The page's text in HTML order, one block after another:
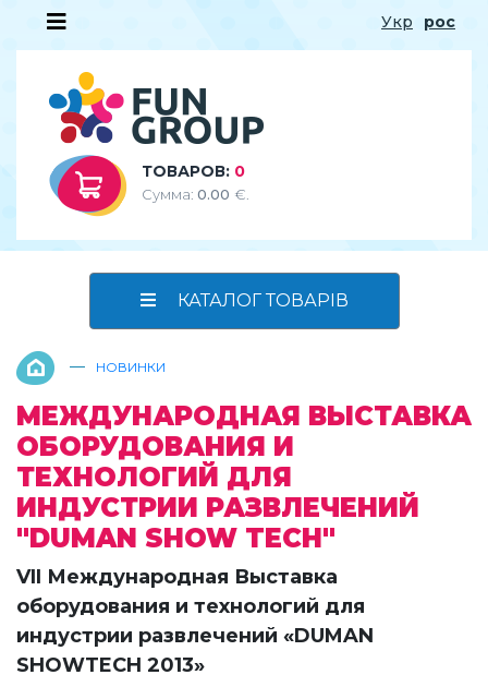
Укр рос
ТОВАРОВ: 0
Сумма: 0.00 €.
КАТАЛОГ ТОВАРІВ
— НОВИНКИ
МЕЖДУНАРОДНАЯ ВЫСТАВКА
ОБОРУДОВАНИЯ И
ТЕХНОЛОГИЙ ДЛЯ
ИНДУСТРИИ РАЗВЛЕЧЕНИЙ
"DUMAN SHOW TECH"
VII Международная Выставка
оборудования и технологий для
индустрии развлечений «DUMAN
SHOWTECH 2013»